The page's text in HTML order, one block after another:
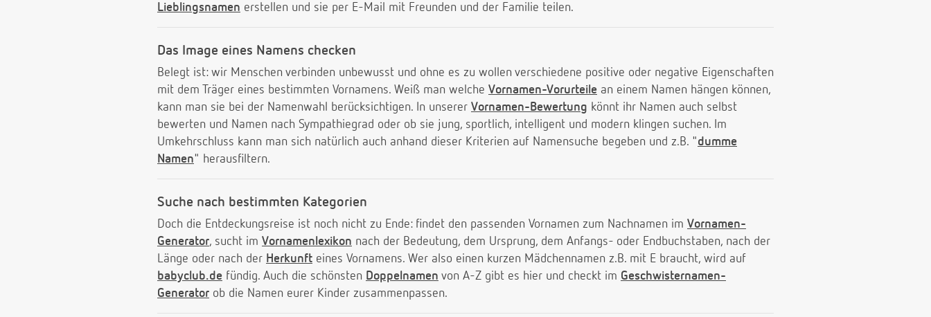
Lieblingsnamen erstellen und sie per E-Mail mit Freunden und der Familie teilen.
Das Image eines Namens checken
Belegt ist: wir Menschen verbinden unbewusst und ohne es zu wollen verschiedene positive oder negative Eigenschaften
mit dem Träger eines bestimmten Vornamens. Weiß man welche Vornamen-Vorurteile an einem Namen hängen können,
kann man sie bei der Namenwahl berücksichtigen. In unserer Vornamen-Bewertung könnt ihr Namen auch selbst
bewerten und Namen nach Sympathiegrad oder ob sie jung, sportlich, intelligent und modern klingen suchen. Im
Umkehrschluss kann man sich natürlich auch anhand dieser Kriterien auf Namensuche begeben und z.B. "dumme
Namen" herausfiltern.
Suche nach bestimmten Kategorien
Doch die Entdeckungsreise ist noch nicht zu Ende: findet den passenden Vornamen zum Nachnamen im Vornamen-
Generator, sucht im Vornamenlexikon nach der Bedeutung, dem Ursprung, dem Anfangs- oder Endbuchstaben, nach der
Länge oder nach der Herkunft eines Vornamens. Wer also einen kurzen Mädchennamen z.B. mit E braucht, wird auf
babyclub.de fündig. Auch die schönsten Doppelnamen von A-Z gibt es hier und checkt im Geschwisternamen-
Generator ob die Namen eurer Kinder zusammenpassen.